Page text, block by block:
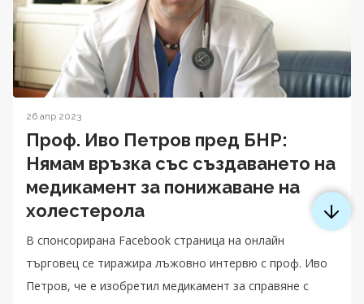
26 апр 2023
Проф. Иво Петров пред БНР:
Нямам връзка със създаването на
медикамент за понижаване на
холестерола
В спонсорирана Facebook страница на онлайн
търговец се тиражира лъжовно интервю с проф. Иво
Петров, че е изобретил медикамент за справяне с